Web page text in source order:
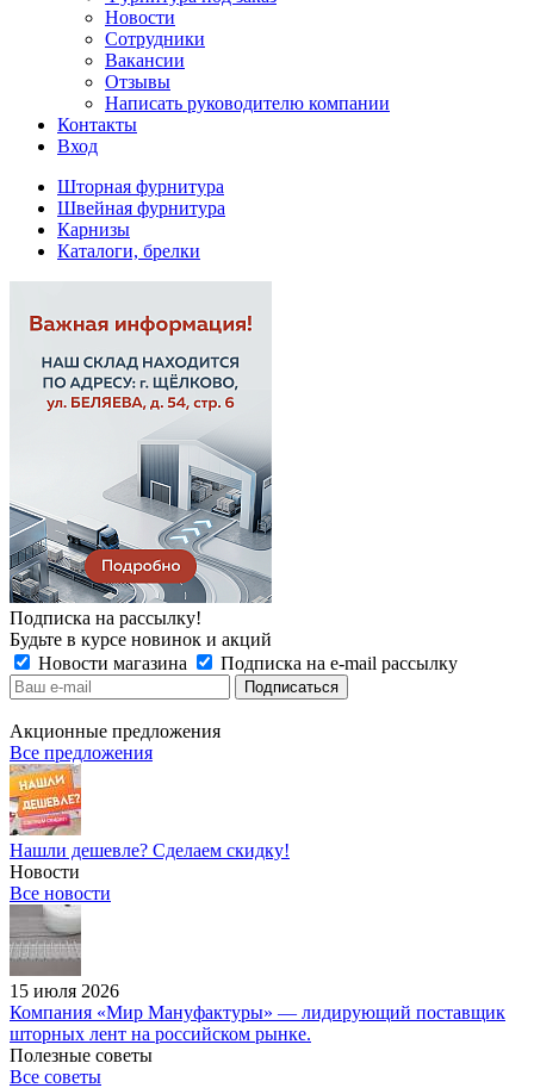
Новости
Сотрудники
Вакансии
Отзывы
Написать руководителю компании
Контакты
Вход
Шторная фурнитура
Швейная фурнитура
Карнизы
Каталоги, брелки
Подписка на рассылку!
Будьте в курсе новинок и акций
Новости магазина
Подписка на e-mail рассылку
Акционные предложения
Все предложения
Нашли дешевле? Сделаем скидку!
Новости
Все новости
15 июля 2026
Компания «Мир Мануфактуры» — лидирующий поставщик
шторных лент на российском рынке.
Полезные советы
Все советы